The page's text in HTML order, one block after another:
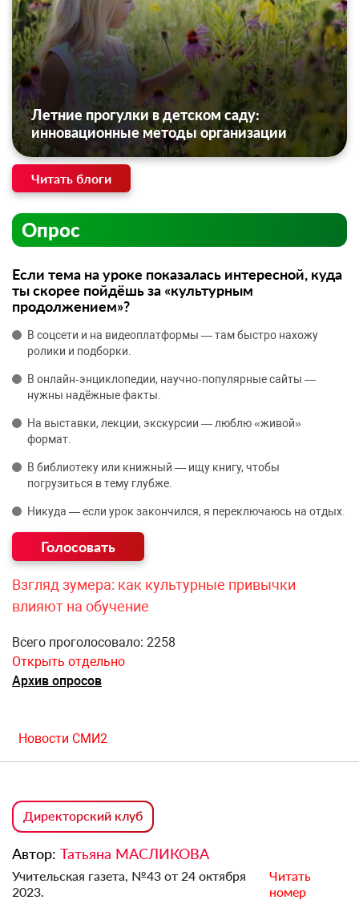
Летние прогулки в детском саду:
инновационные методы организации
Читать блоги
Опрос
Если тема на уроке показалась интересной, куда
ты скорее пойдёшь за «культурным
продолжением»?
В соцсети и на видеоплатформы — там быстро нахожу
ролики и подборки.
В онлайн‑энциклопедии, научно‑популярные сайты —
нужны надёжные факты.
На выставки, лекции, экскурсии — люблю «живой»
формат.
В библиотеку или книжный — ищу книгу, чтобы
погрузиться в тему глубже.
Никуда — если урок закончился, я переключаюсь на отдых.
Взгляд зумера: как культурные привычки
влияют на обучение
Всего проголосовало: 2258
Открыть отдельно
Архив опросов
Новости СМИ2
Директорский клуб
Автор: Татьяна МАСЛИКОВА
Учительская газета, №43 от 24 октября
2023.
Читать
номер